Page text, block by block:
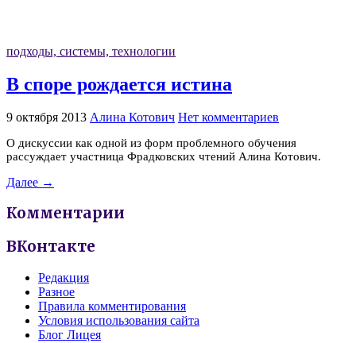
подходы, системы, технологии
В споре рождается истина
9 октября 2013 Алина Котович Нет комментариев
О дискуссии как одной из форм проблемного обучения
рассуждает участница Фрадковских чтений Алина Котович.
Далее →
Комментарии
ВКонтакте
Редакция
Разное
Правила комментирования
Условия использования сайта
Блог Лицея